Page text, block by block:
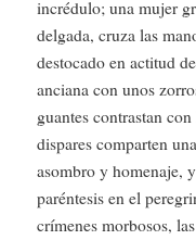
incrédulo; una mujer
delgada, cruza las
destocado en actitud
anciana con unos
guantes contrastan
dispares comparten
asombro y homenaje,
paréntesis en el
crímenes morbosos,